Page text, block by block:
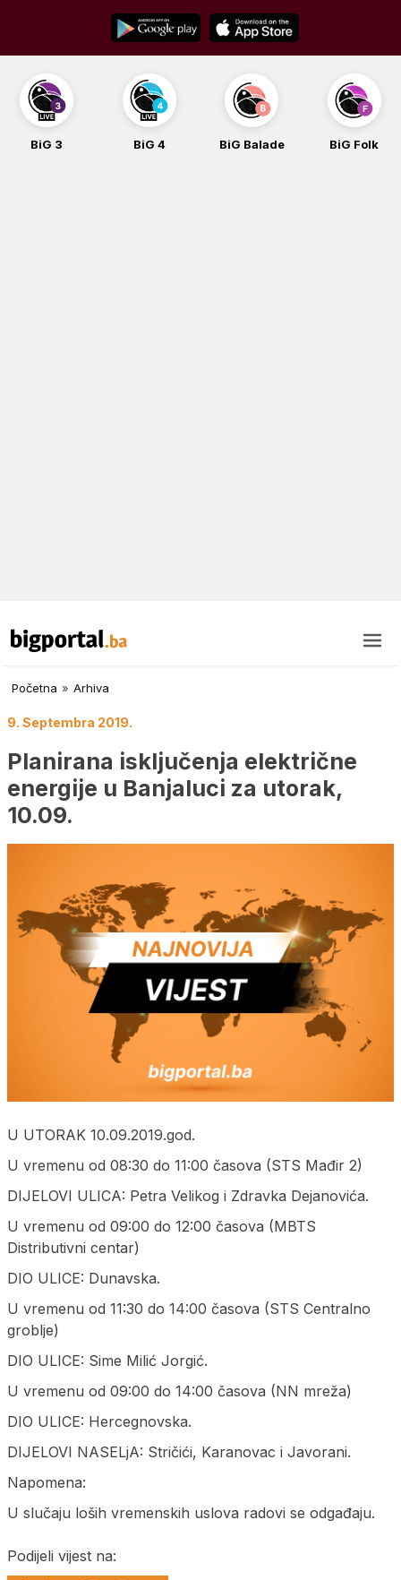
content
BiG 4 BiG Balade BiG Folk BiG iG
Početna » Arhiva
9. Septembra 2019.
Planirana isključenja električne
energije u Banjaluci za utorak,
10.09.
U UTORAK 10.09.2019.god.
U vremenu od 08:30 do 11:00 časova (STS Mađir 2)
DIJELOVI ULICA: Petra Velikog i Zdravka Dejanovića.
U vremenu od 09:00 do 12:00 časova (MBTS
Distributivni centar)
DIO ULICE: Dunavska.
U vremenu od 11:30 do 14:00 časova (STS Centralno
groblje)
DIO ULICE: Sime Milić Jorgić.
U vremenu od 09:00 do 14:00 časova (NN mreža)
DIO ULICE: Hercegnovska.
DIJELOVI NASELjA: Stričići, Karanovac i Javorani.
Napomena:
U slučaju loših vremenskih uslova radovi se odgađaju.
Podijeli vijest na: